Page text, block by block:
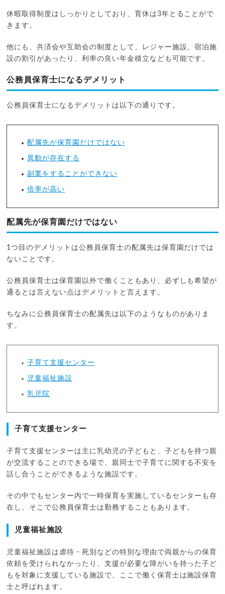
休暇取得制度はしっかりとしており、育休は3年とることがで
きます。
他にも、共済会や互助会の制度として、レジャー施設、宿泊施
設の割引があったり、利率の良い年金積立なども可能です。
公務員保育士になるデメリット
公務員保育士になるデメリットは以下の通りです。
配属先が保育園だけではない
異動が存在する
副業をすることができない
倍率が高い
配属先が保育園だけではない
1つ目のデメリットは公務員保育士の配属先は保育園だけでは
ないことです。
公務員保育士は保育園以外で働くこともあり、必ずしも希望が
通るとは言えない点はデメリットと言えます。
ちなみに公務員保育士の配属先は以下のようなものがありま
す。
子育て支援センター
児童福祉施設
乳児院
子育て支援センター
子育て支援センターは主に乳幼児の子どもと、子どもを持つ親
が交流することのできる場で、親同士で子育てに関する不安を
話し合うことができるような施設です。
その中でもセンター内で一時保育を実施しているセンターも存
在し、そこで公務員保育士は勤務することもあります。
児童福祉施設
児童福祉施設は虐待・死別などの特別な理由で両親からの保育
依頼を受けられなかったり、支援が必要な障がいを持った子ど
もを対象に支援している施設で、ここで働く保育士は施設保育
士と呼ばれます。